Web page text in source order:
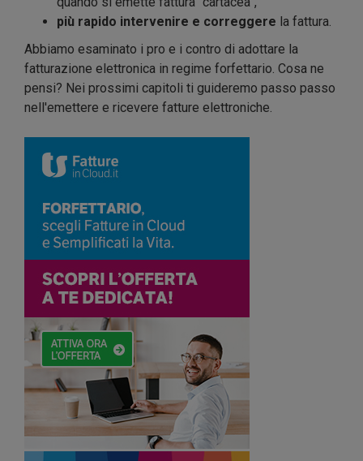
più rapido intervenire e correggere la fattura.
Abbiamo esaminato i pro e i contro di adottare la
fatturazione elettronica in regime forfettario. Cosa ne
pensi? Nei prossimi capitoli ti guideremo passo passo
nell'emettere e ricevere fatture elettroniche.